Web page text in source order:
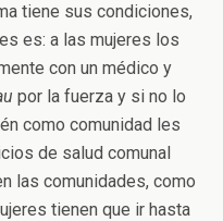
tiene sus condiciones,
es: a las mujeres los
con un médico y
por la fuerza y si no lo
como comunidad les
de salud comunal
las comunidades, como
tienen que ir hasta